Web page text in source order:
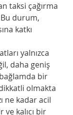
taksi çağırma
durum,
katkı
yalnızca
daha geniş
bir
olmakta
ne kadar acil
kalıcı bir